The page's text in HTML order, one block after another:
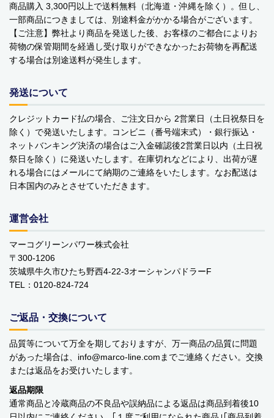
ペットフード・グッズ
季節商品
日用品・雑貨
コンテナキャリー
バッグ・カート
美容
アパレル
アクセサリー
アウトドア
防災用品・保存食品
家電
ガーデニング
おもちゃ・ホビー
商品購入 3,300円以上で送料無料（北海道・沖縄を除く）。但し、
一部商品につきましては、別途料金がかかる場合がございます。
【ご注意】弊社より商品を発送した後、お客様のご都合によりお
荷物の保管期間を経過し受け取りができなかったお荷物を再配送
する場合は別途送料が発生します。
発送について
クレジットカード払の場合、ご注文日から 2営業日（土日祝祭日を
除く）で発送いたします。コンビニ（番号端末式）・銀行振込・
ネットバンキング決済の場合はご入金確認後2営業日以内（土日祝
祭日を除く）に発送いたします。在庫切れなどにより、出荷が遅
れる場合にはメールにて納期のご連絡をいたします。なお配送は
日本国内のみとさせていただきます。
運営会社
マーコグリーンパワー株式会社
〒300-1206
茨城県牛久市ひたち野西4-22-3オーシャンパドラーF
TEL：0120-824-724
ご返品・交換について
品質等について万全を期しておりますが、万一商品の品質に問題
があった場合は、info
marco-line.com までご連絡ください。交換
または返品をお受けいたします。
返品期限
通常商品と冷蔵商品の不良品や誤納品による返品は商品到着後10